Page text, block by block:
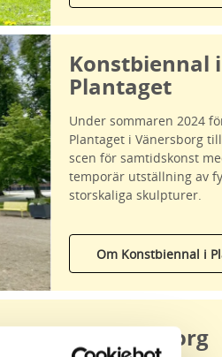
Konstbiennal i
Plantaget
Under sommaren 2024
Plantaget i Vänersborg
scen för samtidskonst
temporär utställning av
storskaliga skulpturer.
Om Konstbiennal i
Artscape Vänersborg